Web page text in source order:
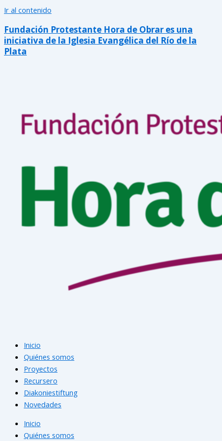
Ir al contenido
Fundación Protestante Hora de Obrar es una
iniciativa de la Iglesia Evangélica del Río de la
Plata
Inicio
Quiénes somos
Proyectos
Recursero
Diakoniestiftung
Novedades
Inicio
Quiénes somos